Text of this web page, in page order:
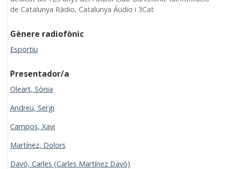
de Catalunya Ràdio, Catalunya Àudio i 3Cat
Gènere radiofònic
Esportiu
Presentador/a
Oleart, Sònia
Andreu, Sergi
Campos, Xavi
Martínez, Dolors
Davó, Carles (Carles Martínez Davó)